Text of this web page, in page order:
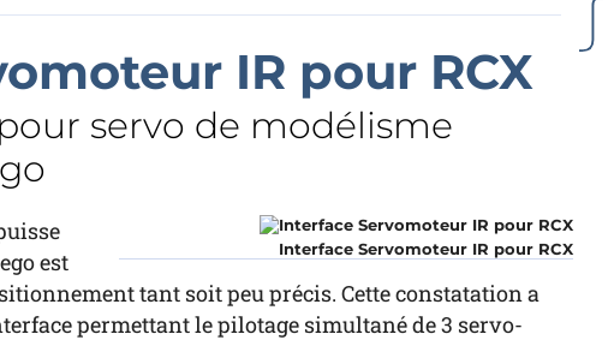
IR pour RCX
servo de modélisme
Interface Servomoteur IR pour RCX
est
tant soit peu précis. Cette constatation a
permettant le pilotage simultané de 3 servo-